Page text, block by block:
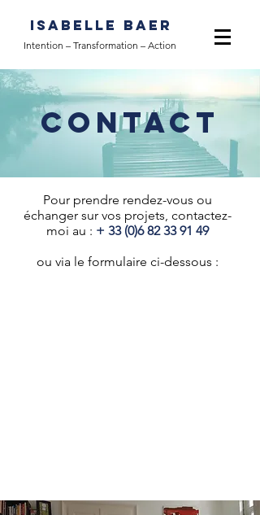
Isabelle baer
Intention – Transformation – Action
Contact
Pour prendre rendez-vous ou
échanger sur vos projets, contactez-
moi au : + 33 (0)6 82 33 91 49
ou via le formulaire ci-dessous :